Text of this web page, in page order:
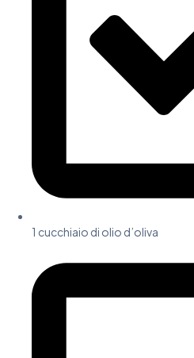
1 cucchiaio di olio d’oliva